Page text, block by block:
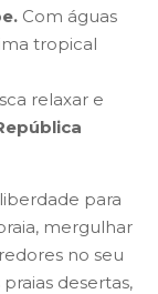
Com águas
tropical
relaxar e
para
mergulhar
no seu
desertas,